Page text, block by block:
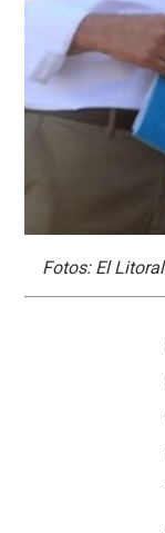
Fotos: El Litoral